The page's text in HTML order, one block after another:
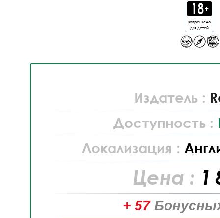
запрещено
для детей
Издатель :
Доступность :
Локализация :
Цена : 1
+ 57